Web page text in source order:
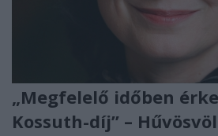
„Megfelelő időben
Kossuth-díj” –